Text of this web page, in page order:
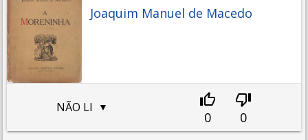
Joaquim Manuel de Macedo
NÃO LI
0 0